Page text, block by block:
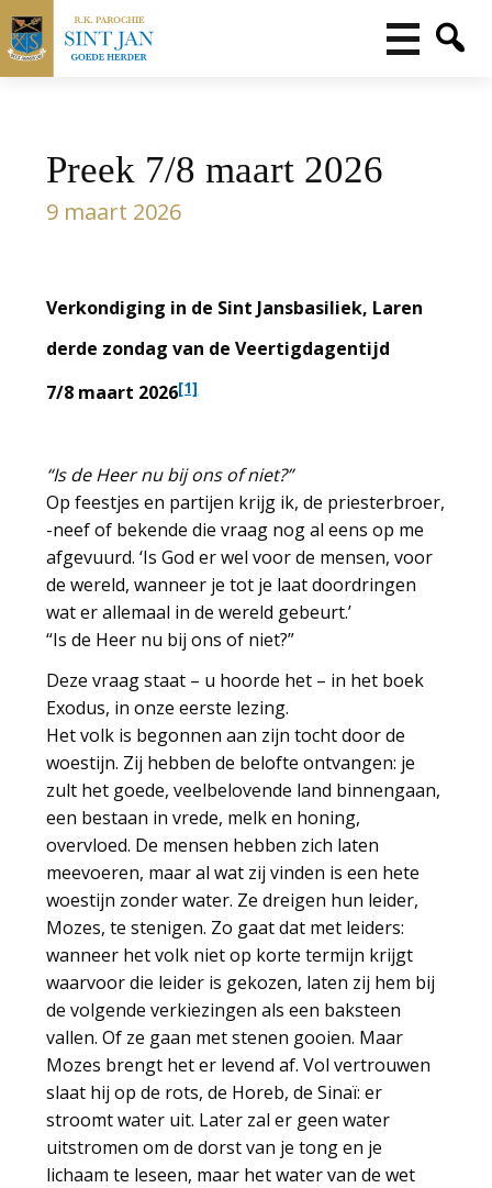
Preek 7/8 maart 2026
9 maart 2026
Verkondiging in de Sint Jansbasiliek, Laren
derde zondag van de Veertigdagentijd
7/8 maart 2026[1]
“Is de Heer nu bij ons of niet?”
Op feestjes en partijen krijg ik, de priesterbroer,
-neef of bekende die vraag nog al eens op me
afgevuurd. ‘Is God er wel voor de mensen, voor
de wereld, wanneer je tot je laat doordringen
wat er allemaal in de wereld gebeurt.’
“Is de Heer nu bij ons of niet?”
Deze vraag staat – u hoorde het – in het boek
Exodus, in onze eerste lezing.
Het volk is begonnen aan zijn tocht door de
woestijn. Zij hebben de belofte ontvangen: je
zult het goede, veelbelovende land binnengaan,
een bestaan in vrede, melk en honing,
overvloed. De mensen hebben zich laten
meevoeren, maar al wat zij vinden is een hete
woestijn zonder water. Ze dreigen hun leider,
Mozes, te stenigen. Zo gaat dat met leiders:
wanneer het volk niet op korte termijn krijgt
waarvoor die leider is gekozen, laten zij hem bij
de volgende verkiezingen als een baksteen
vallen. Of ze gaan met stenen gooien. Maar
Mozes brengt het er levend af. Vol vertrouwen
slaat hij op de rots, de Horeb, de Sinaï: er
stroomt water uit. Later zal er geen water
uitstromen om de dorst van je tong en je
lichaam te leseen, maar het water van de wet